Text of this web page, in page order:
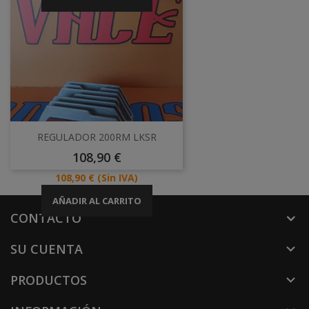
REGULADOR 200RM LKSR
Precio
108,90 €
Precio
108,90 € (Sin IVA)
AÑADIR AL CARRITO
CONTACTO
SU CUENTA

PRODUCTOS 